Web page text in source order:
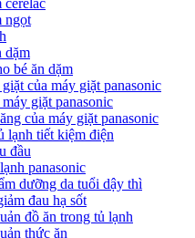
cerelac
ngọt
dặm
bé ăn dặm
của máy giặt panasonic
giặt panasonic
của máy giặt panasonic
lạnh tiết kiệm điện
đầu
panasonic
dưỡng da tuổi dậy thì
đau hạ sốt
đồ ăn trong tủ lạnh
thức ăn